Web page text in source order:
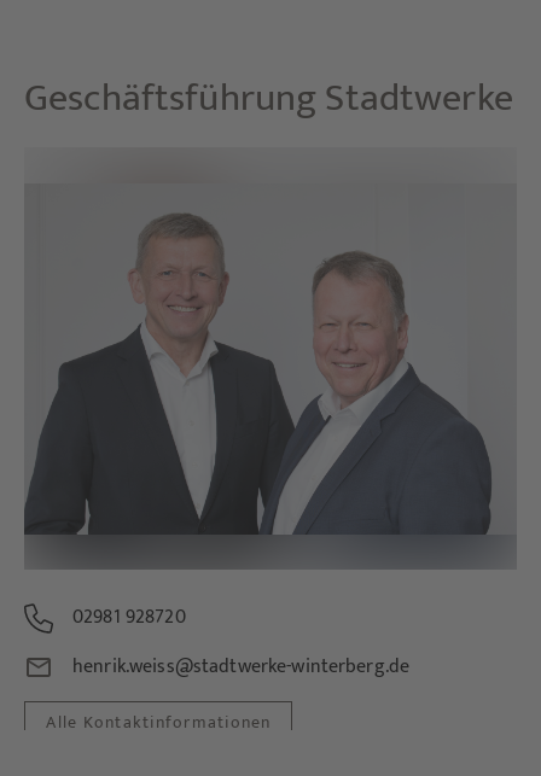
GeschäftsführungStadtwerke
02981 928720
henrik.weiss@stadtwerke-winterberg.de
Alle Kontaktinformationen